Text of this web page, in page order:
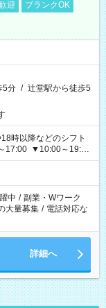
迎
ブランクOK
5分 / 辻堂駅から徒歩5
時以降などのシフト
17:00 ▼10:00～19:00
中 / 副業・Wワーク
大量募集 / 電話対応な
詳細へ